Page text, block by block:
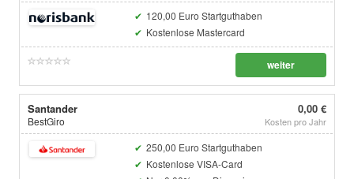
120,00 Euro Startguthaben
Kostenlose Mastercard
weiter
Santander
BestGiro
0,00 €
Kosten pro Jahr
250,00 Euro Startguthaben
Kostenlose VISA-Card